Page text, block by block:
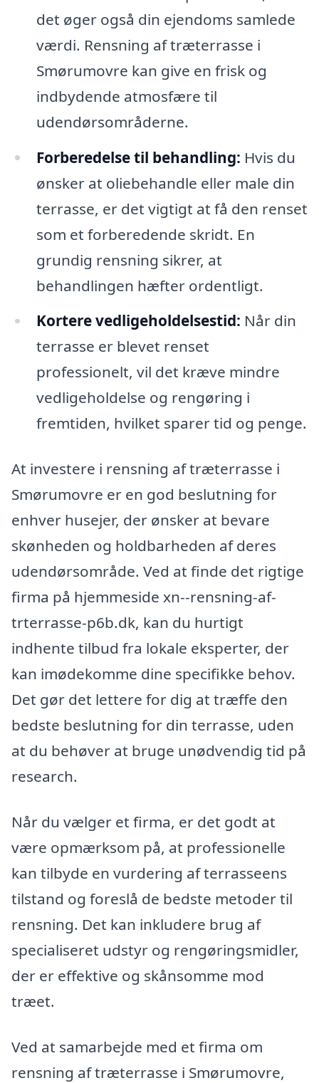
det øger også din ejendoms samlede
værdi. Rensning af træterrasse i
Smørumovre kan give en frisk og
indbydende atmosfære til
udendørsområderne.
Forberedelse til behandling: Hvis du
ønsker at oliebehandle eller male din
terrasse, er det vigtigt at få den renset
som et forberedende skridt. En
grundig rensning sikrer, at
behandlingen hæfter ordentligt.
Kortere vedligeholdelsestid: Når din
terrasse er blevet renset
professionelt, vil det kræve mindre
vedligeholdelse og rengøring i
fremtiden, hvilket sparer tid og penge.
At investere i rensning af træterrasse i
Smørumovre er en god beslutning for
enhver husejer, der ønsker at bevare
skønheden og holdbarheden af deres
udendørsområde. Ved at finde det rigtige
firma på hjemmeside xn--rensning-af-
trterrasse-p6b.dk, kan du hurtigt
indhente tilbud fra lokale eksperter, der
kan imødekomme dine specifikke behov.
Det gør det lettere for dig at træffe den
bedste beslutning for din terrasse, uden
at du behøver at bruge unødvendig tid på
research.
Når du vælger et firma, er det godt at
være opmærksom på, at professionelle
kan tilbyde en vurdering af terrasseens
tilstand og foreslå de bedste metoder til
rensning. Det kan inkludere brug af
specialiseret udstyr og rengøringsmidler,
der er effektive og skånsomme mod
træet.
Ved at samarbejde med et firma om
rensning af træterrasse i Smørumovre,